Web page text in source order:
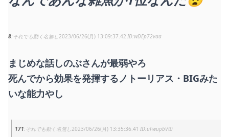
8 それでも動く名無し 2023/06/26(月) 13:09:37.42 wDEp72vaa
まじめな話しのぶさんが最弱やろ
死んでから効果を発揮するノトーリアス・BIGみた
いな能力やし
171 それでも動く名無し 2023/06/26(月) 13:35:36.41 uFwupbVt0